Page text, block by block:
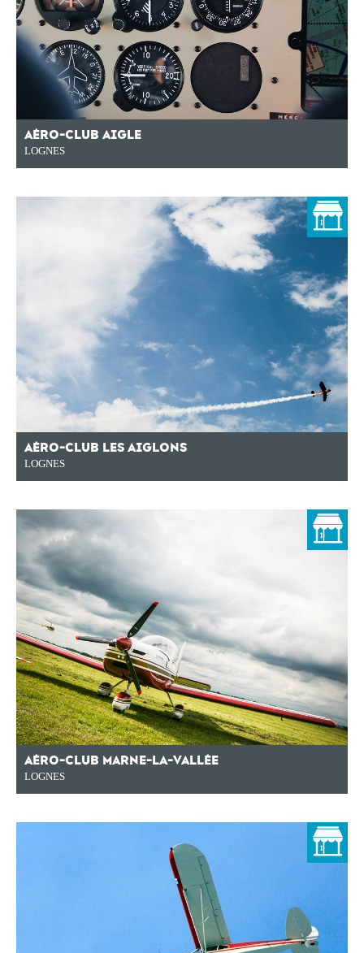
AÉRO-CLUB AIGLE
LOGNES
AÉRO-CLUB LES AIGLONS
LOGNES
AÉRO-CLUB MARNE-LA-VALLÉE
LOGNES